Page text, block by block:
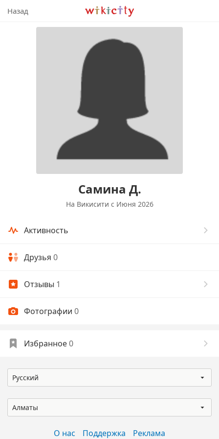
Викисити
Назад
Самина Д.
На Викисити c Июня 2026
Активность
Друзья 0
Отзывы 1
Фотографии 0
Избранное0
Русский
Алматы
О нас Поддержка Реклама